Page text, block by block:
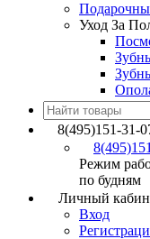
Уход За
8(495)151-31-
Режим
по будням
Личный
Вход